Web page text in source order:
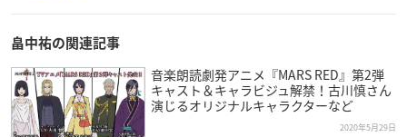
畠中祐の関連記事
音楽朗読劇発アニメ『MARS RED』第2弾
キャスト＆キャラビジュ解禁！古川慎さん
演じるオリジナルキャラクターなど
2020年5月29日